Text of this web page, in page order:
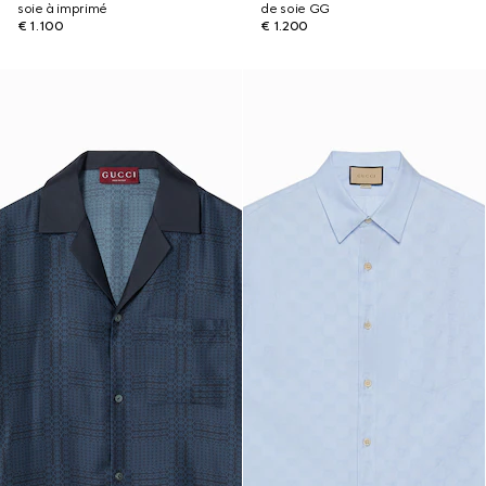
soie à imprimé
€ 1.100
de soie GG
€ 1.200